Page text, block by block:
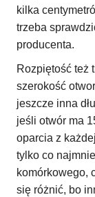
kilka
trzeba
producenta.
Rozpiętość też
szerokość
jeszcze inna
jeśli otwór ma
oparcia z
tylko co
komórkowego,
się różnić, bo